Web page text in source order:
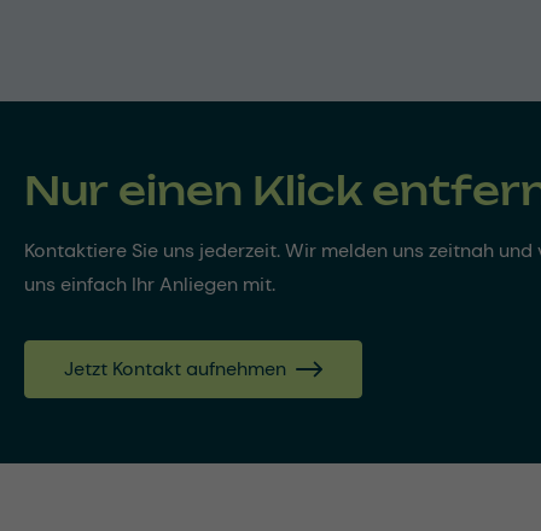
Nur einen Klick
Kontaktiere Sie uns jederzeit. Wir melden uns zeitnah
uns einfach Ihr Anliegen mit.
Jetzt Kontakt aufnehmen